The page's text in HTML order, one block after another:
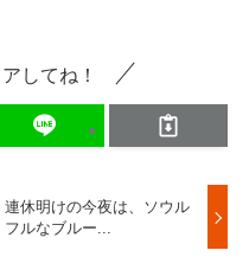
してね！
連休明けの今夜は、ソウル
フルなブルー...